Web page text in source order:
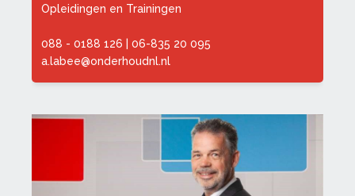
Opleidingen en Trainingen
088 - 0188 126 | 06-835 20 095
a.labee@onderhoudnl.nl